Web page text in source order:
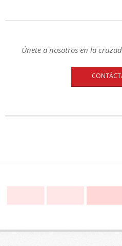
Únete a nosotros en la